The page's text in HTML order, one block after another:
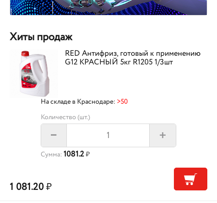
Хиты продаж
RED Антифриз, готовый к применению
G12 КРАСНЫЙ 5кг R1205 1/3шт
На складе в Краснодаре: >50
Количество (шт.)
– +
Сумма: 1081.2₽
1 081.20₽